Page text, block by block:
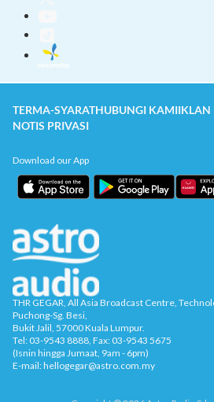
TERMA-SYARATHUBUNGI KAMIIKLAN
NOTIS PRIVASI
THR GEGAR, All Asia Broadcast Centre,
Puchong-Sg. Besi,
Bukit Jalil, 57000 Kuala Lumpur.
Tel: 03-9543 8888, Fax: 03-9543 5675
(Isnin hingga Jumaat, 9am - 6pm)
E-mail: hellogegar@astro.com.my
Download our App